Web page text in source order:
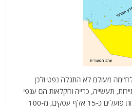
מעולם לא התגלה נפט ולכן
תעשייה, כרייה וחקלאות הם ענפי
הכלכלה המובילים. באמירות פועלים כ-15 אלף עסקים, מ-100